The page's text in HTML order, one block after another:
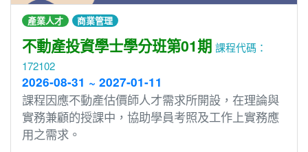
產業人才 商業管理
不動產投資學士學分班第01期 課程代碼：
172102
2026-08-31 ~ 2027-01-11
課程因應不動產估價師人才需求所開設，在理論與
實務兼顧的授課中，協助學員考照及工作上實務應
用之需求。